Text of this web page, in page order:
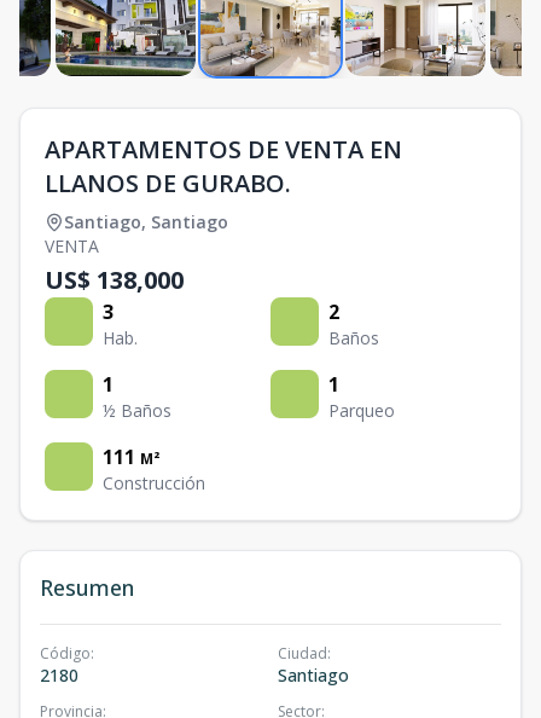
APARTAMENTOS DE VENTA EN
LLANOS DE GURABO.
Santiago, Santiago
VENTA
US$ 138,000
3
Hab.
2
Baños
1
½ Baños
1
Parqueo
111 M²
Construcción
Resumen
Código:
2180
Ciudad:
Santiago
Provincia: Sector: